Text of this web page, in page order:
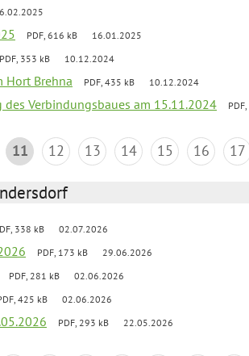
PDF, 616 kB 16.01.2025
PDF, 353 kB 10.12.2024
Hort Brehna PDF, 435 kB 10.12.2024
Verbindungsbaues am 15.11.2024
11 12 13 14 15 16 17
338 kB 02.07.2026
PDF, 173 kB 29.06.2026
PDF, 281 kB 02.06.2026
425 kB 02.06.2026
PDF, 293 kB 22.05.2026